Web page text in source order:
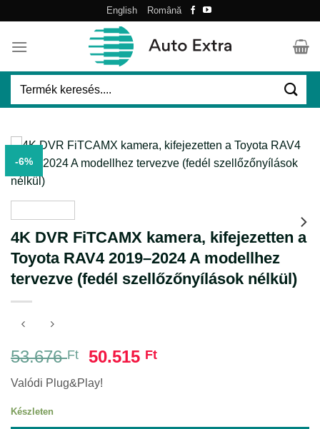
content
English Română
Keresés
-6%
4K DVR FiTCAMX kamera, kifejezetten a
Toyota RAV4 2019–2024 A modellhez
tervezve (fedél szellőzőnyílások nélkül)
53.676Ft
Original
was:
50.515 FtCurrent
Valódi Plug&Play!
Készleten